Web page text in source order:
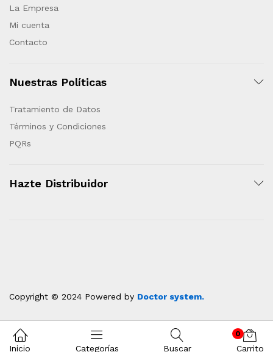
La Empresa
Mi cuenta
Contacto
Nuestras Políticas
Tratamiento de Datos
Términos y Condiciones
PQRs
Hazte Distribuidor
Copyright © 2024 Powered by Doctor system.
Inicio Categorías Buscar
0
Carrito
Ventas Icolpan
Hola